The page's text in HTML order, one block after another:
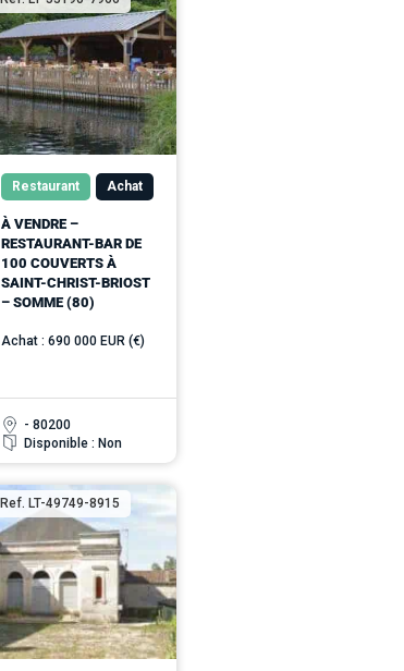
Restaurant Achat
À VENDRE –
RESTAURANT-BAR DE
100 COUVERTS À
SAINT-CHRIST-BRIOST
– SOMME (80)
Achat : 690 000 EUR (€)
- 80200
Disponible : Non
Ref. LT-49749-8915